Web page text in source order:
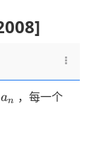
an
，每一个